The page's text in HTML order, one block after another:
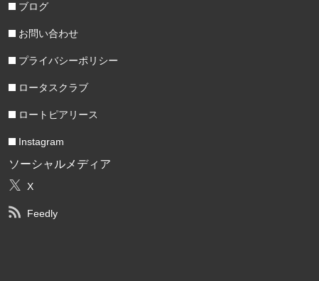
ブログ
お問い合わせ
プライバシーポリシー
ロータスクラブ
ロートピアリース
Instagram
ソーシャルメディア
X
Feedly